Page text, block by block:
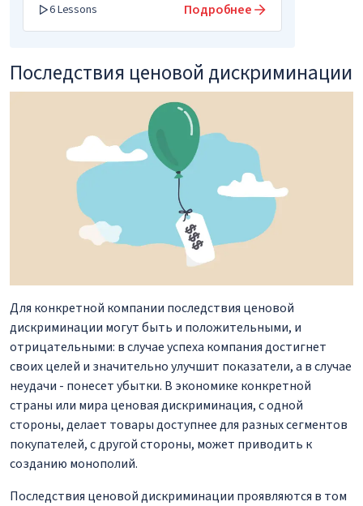
6 Lessons Подробнее
Последствия ценовой дискриминации
Для конкретной компании последствия ценовой
дискриминации могут быть и положительными, и
отрицательными: в случае успеха компания достигнет
своих целей и значительно улучшит показатели, а в случае
неудачи - понесет убытки. В экономике конкретной
страны или мира ценовая дискриминация, с одной
стороны, делает товары доступнее для разных сегментов
покупателей, с другой стороны, может приводить к
созданию монополий.
Последствия ценовой дискриминации проявляются в том